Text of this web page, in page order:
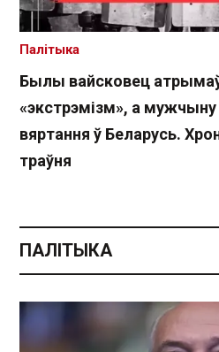
Былы вайсковец
«экстрэмізм», а
вяртання ў Беларусь.
траўня
Палітыка
ПАЛІТЫКА